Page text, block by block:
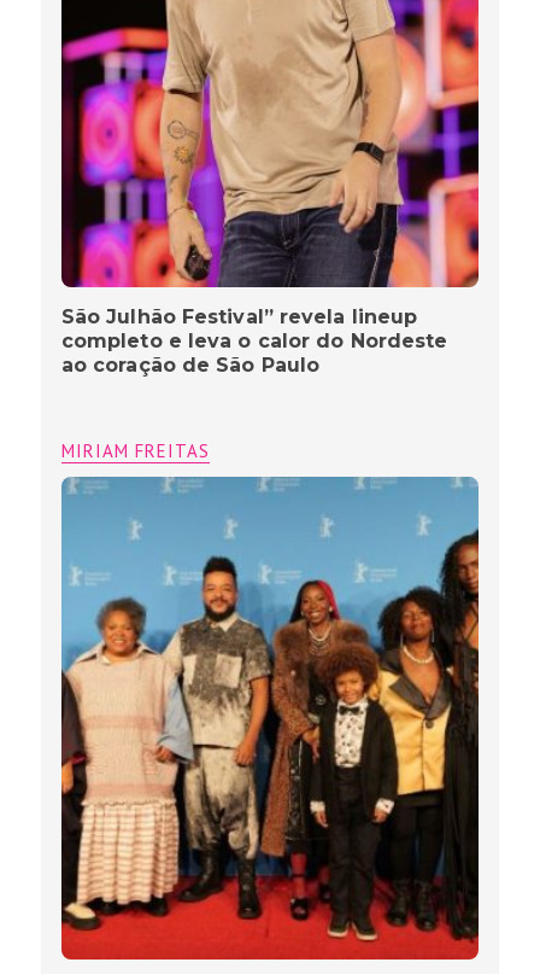
São Julhão Festival” revela lineup
completo e leva o calor do Nordeste
ao coração de São Paulo
MIRIAM FREITAS